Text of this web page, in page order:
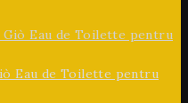
Eau de Toilette pentru